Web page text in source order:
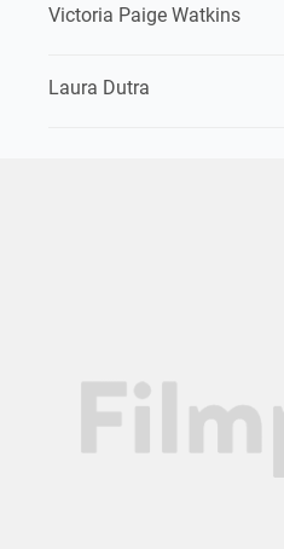
Victoria Paige Watkins
Laura Dutra